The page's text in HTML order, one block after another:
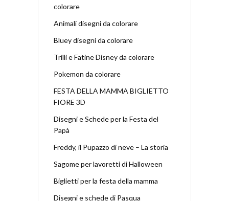
colorare
Animali disegni da colorare
Bluey disegni da colorare
Trilli e Fatine Disney da colorare
Pokemon da colorare
FESTA DELLA MAMMA BIGLIETTO
FIORE 3D
Disegni e Schede per la Festa del
Papà
Freddy, il Pupazzo di neve – La storia
Sagome per lavoretti di Halloween
Biglietti per la festa della mamma
Disegni e schede di Pasqua